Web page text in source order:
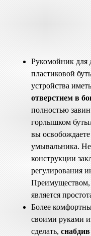
Рукомойник для
пластиковой
устройства иметь
отверстием в
полностью
горлышком
вы освобождаете
умывальника.
конструкции
регулирования
Преимуществом,
является
Более
своими руками
сделать,